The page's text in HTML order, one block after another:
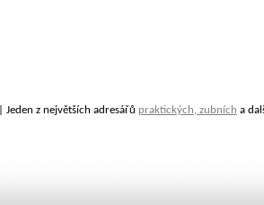
| Jeden z největších adresářů praktických, zubních a